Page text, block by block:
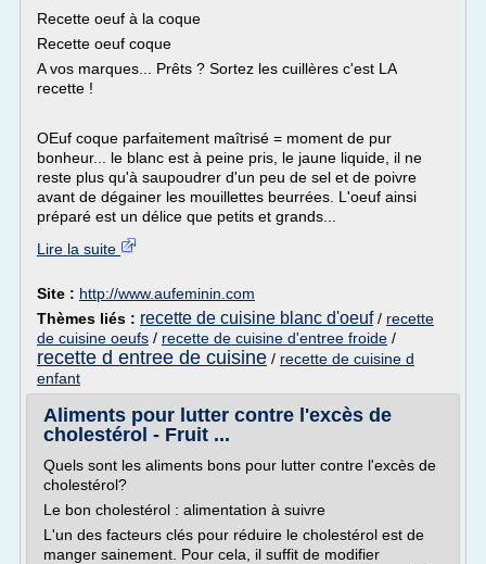
Recette oeuf à la coque
Recette oeuf coque
A vos marques... Prêts ? Sortez les cuillères c'est LA
recette !
OEuf coque parfaitement maîtrisé = moment de pur
bonheur... le blanc est à peine pris, le jaune liquide, il ne
reste plus qu'à saupoudrer d'un peu de sel et de poivre
avant de dégainer les mouillettes beurrées. L'oeuf ainsi
préparé est un délice que petits et grands...
Lire la suite
Site : http://www.aufeminin.com
Thèmes liés : recette de cuisine blanc d'oeuf/ recette
de cuisine oeufs / recette de cuisine d'entree froide /
recette d entree de cuisine / recette de cuisine d
enfant
Aliments pour lutter contre l'excès de
cholestérol - Fruit ...
Quels sont les aliments bons pour lutter contre l'excès de
cholestérol?
Le bon cholestérol : alimentation à suivre
L'un des facteurs clés pour réduire le cholestérol est de
manger sainement. Pour cela, il suffit de modifier